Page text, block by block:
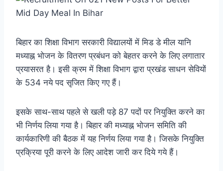
बिहार का शिक्षा विभाग सरकारी विद्यालयों में मिड डे मील यानि
मध्याह्न भोजन के वितरण प्रबंधन को बेहतर करने के लिए लगातार
प्रयासरत है। इसी क्रम में शिक्षा विभाग द्वारा प्रखंड साधन सेवियों
के 534 नये पद सृजित किए गए हैं।
इसके साथ-साथ पहले से खली पड़े 87 पदों पर नियुक्ति करने का
भी निर्णय लिया गया है। बिहार की मध्याह्न भोजन समिति की
कार्यकारिणी की बैठक में यह निर्णय लिया गया है। जिसके नियुक्ति
प्रक्रिया पूरी करने के लिए आदेश जारी कर दिये गये हैं।